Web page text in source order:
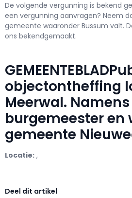
De volgende vergunning is bekend
een vergunning aanvragen? Neem
gemeente waaronder Bussum valt.
ons bekendgemaakt.
objectontheffing
Meerwal. Namens
burgemeester en
gemeente
Locatie: ,
Deel dit artikel